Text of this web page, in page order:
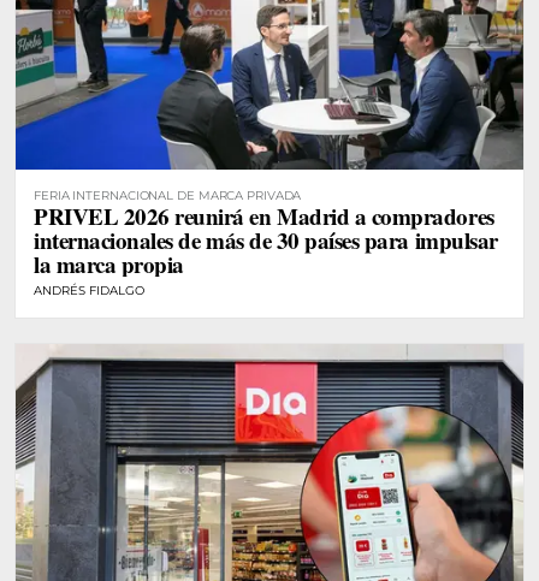
FERIA INTERNACIONAL DE MARCA PRIVADA
PRIVEL 2026 reunirá en Madrid a compradores
internacionales de más de 30 países para impulsar
la marca propia
ANDRÉS FIDALGO